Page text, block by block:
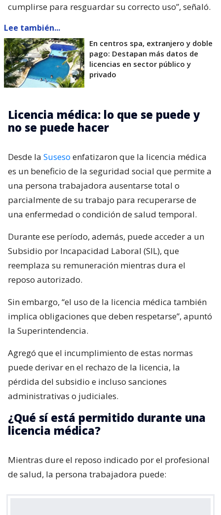
cumplirse para resguardar su correcto uso”, señaló.
Lee también...
En centros spa, extranjero y doble
pago: Destapan más datos de
licencias en sector público y
privado
Licencia médica: lo que se puede y
no se puede hacer
Desde la Suseso enfatizaron que la licencia médica
es un beneficio de la seguridad social que permite a
una persona trabajadora ausentarse total o
parcialmente de su trabajo para recuperarse de
una enfermedad o condición de salud temporal.
Durante ese período, además, puede acceder a un
Subsidio por Incapacidad Laboral (SIL), que
reemplaza su remuneración mientras dura el
reposo autorizado.
Sin embargo, “el uso de la licencia médica también
implica obligaciones que deben respetarse”, apuntó
la Superintendencia.
Agregó que el incumplimiento de estas normas
puede derivar en el rechazo de la licencia, la
pérdida del subsidio e incluso sanciones
administrativas o judiciales.
¿Qué sí está permitido durante una
licencia médica?
Mientras dure el reposo indicado por el profesional
de salud, la persona trabajadora puede: